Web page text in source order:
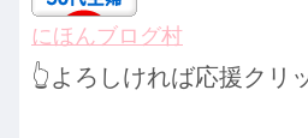
にほんブログ村
👆️よろしければ応援クリ